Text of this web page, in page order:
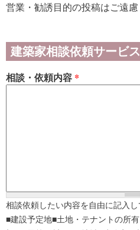
営業・勧誘目的の投稿はご遠慮
建築家相談依頼サービ
相談・依頼内容 *
相談依頼したい内容を自由に記入
■建設予定地■土地・テナントの所